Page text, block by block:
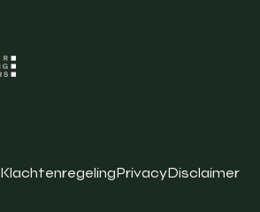
KlachtenregelingPrivacyDisclaimer